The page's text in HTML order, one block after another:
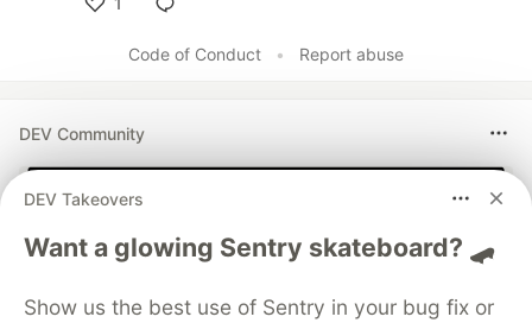
Code of Conduct
• Report abuse
DEV Community
DEV Takeovers
Want a glowing Sentry skateboard? 🛹
Show us the best use of Sentry in your bug fix or